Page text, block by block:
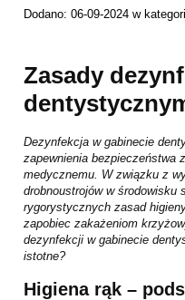
Dodano: 06-09-2024 w
Zasady
Dezynfekcja w gabinecie
zapewnienia bezpieczeństwa
medycznemu. W związku z
drobnoustrojów w środowisku
rygorystycznych zasad
zapobiec zakażeniom
dezynfekcji w gabinecie
istotne?
Higiena rąk –